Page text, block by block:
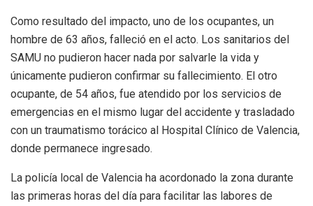
Como resultado del impacto, uno de los ocupantes, un
hombre de 63 años, falleció en el acto. Los sanitarios del
SAMU no pudieron hacer nada por salvarle la vida y
únicamente pudieron confirmar su fallecimiento. El otro
ocupante, de 54 años, fue atendido por los servicios de
emergencias en el mismo lugar del accidente y trasladado
con un traumatismo torácico al Hospital Clínico de Valencia,
donde permanece ingresado.
La policía local de Valencia ha acordonado la zona durante
las primeras horas del día para facilitar las labores de